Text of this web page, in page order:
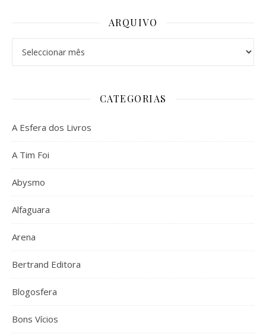
ARQUIVO
CATEGORIAS
A Esfera dos Livros
A Tim Foi
Abysmo
Alfaguara
Arena
Bertrand Editora
Blogosfera
Bons Vícios